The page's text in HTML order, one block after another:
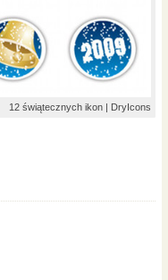
12 świątecznych ikon | DryIcons